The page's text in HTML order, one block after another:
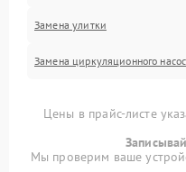
Замена улитки
Замена циркуляционного
Цены в прайс-листе
Мы проверим ваше